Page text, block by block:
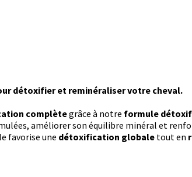
détoxifier et reminéraliser votre cheval.
complètegrâce à notre formule
améliorer son équilibre minéral et
favorise une détoxification globale tout en